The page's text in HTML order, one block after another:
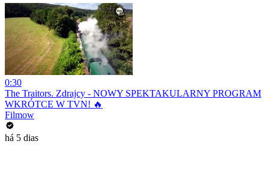
0:30
The Traitors. Zdrajcy - NOWY SPEKTAKULARNY PROGRAM
WKRÓTCE W TVN! 🔥
Filmow
há 5 dias